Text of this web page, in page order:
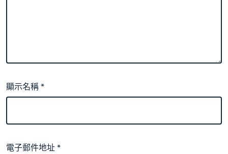
顯示名稱*
電子郵件地址*